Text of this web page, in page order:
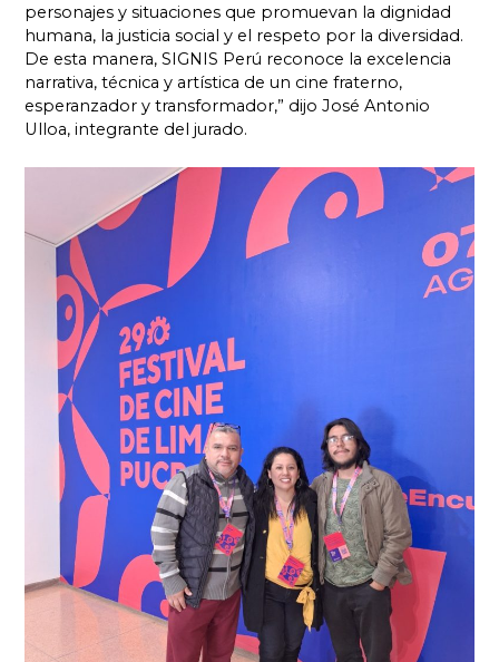
personajes y situaciones que promuevan la dignidad
humana, la justicia social y el respeto por la diversidad.
De esta manera, SIGNIS Perú reconoce la excelencia
narrativa, técnica y artística de un cine fraterno,
esperanzador y transformador,” dijo José Antonio
Ulloa, integrante del jurado.